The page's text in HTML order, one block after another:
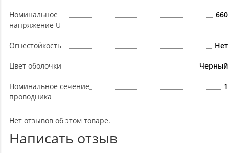
Номинальное
напряжение U
660
Огнестойкость Нет
Цвет оболочки Черный
Номинальное сечение
проводника
1
Нет отзывов об этом товаре.
Написать отзыв